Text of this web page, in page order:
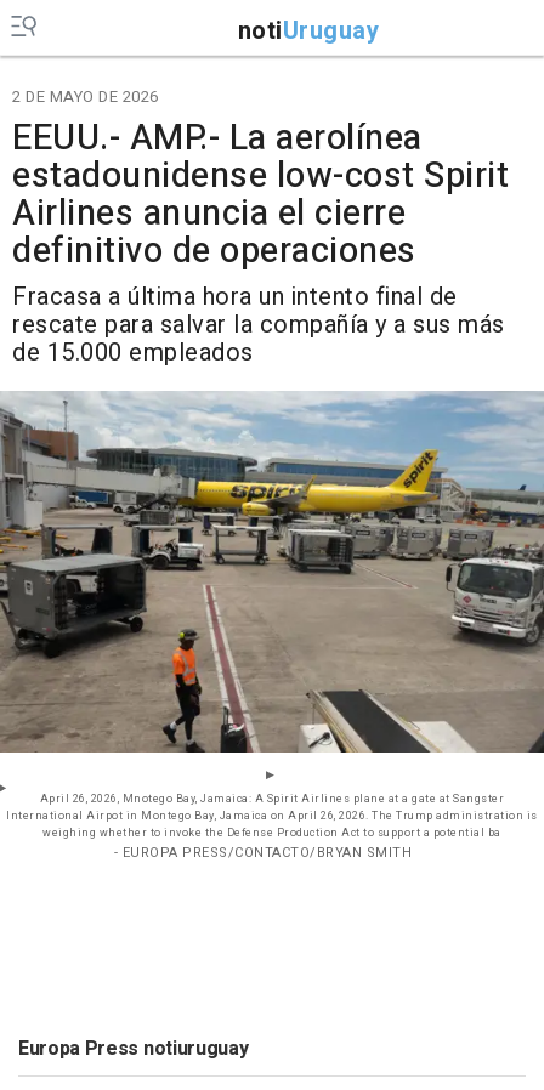
notiUruguay
2 DE MAYO DE 2026
EEUU.- AMP.- La aerolínea
estadounidense low-cost Spirit
Airlines anuncia el cierre
definitivo de operaciones
Fracasa a última hora un intento final de
rescate para salvar la compañía y a sus más
de 15.000 empleados
April 26, 2026, Mnotego Bay, Jamaica: A Spirit Airlines plane at a gate at Sangster
International Airpot in Montego Bay, Jamaica on April 26, 2026. The Trump administration is
weighing whether to invoke the Defense Production Act to support a potential ba
- EUROPA PRESS/CONTACTO/BRYAN SMITH
Europa Press notiuruguay